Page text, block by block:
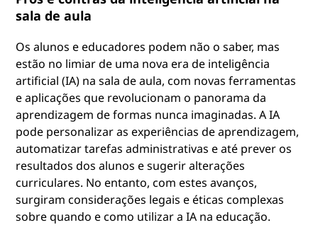
sala de aula
Os alunos e educadores podem não o saber, mas
estão no limiar de uma nova era de inteligência
artificial (IA) na sala de aula, com novas ferramentas
e aplicações que revolucionam o panorama da
aprendizagem de formas nunca imaginadas. A IA
pode personalizar as experiências de aprendizagem,
automatizar tarefas administrativas e até prever os
resultados dos alunos e sugerir alterações
curriculares. No entanto, com estes avanços,
surgiram considerações legais e éticas complexas
sobre quando e como utilizar a IA na educação.